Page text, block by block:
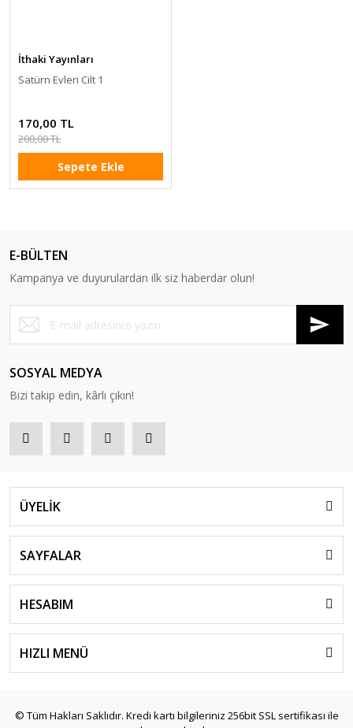
İthaki Yayınları
Satürn Evleri Cilt 1
170,00 TL
200,00 TL
Sepete Ekle
E-BÜLTEN
Kampanya ve duyurulardan ilk siz haberdar olun!
SOSYAL MEDYA
Bizi takip edin, kârlı çıkın!
ÜYELİK
SAYFALAR
HESABIM
HIZLI MENÜ
© Tüm Hakları Saklıdır. Kredi kartı bilgileriniz 256bit SSL sertifikası ile